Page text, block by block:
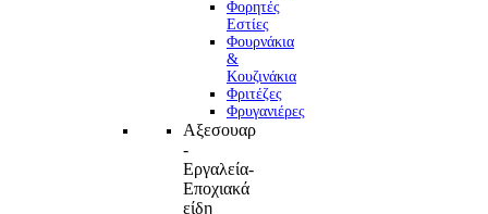
Φορητές
Εστίες
Φουρνάκια
&
Κουζινάκια
Φριτέζες
Φρυγανιέρες
Αξεσουαρ
-
Εργαλεία-
Εποχιακά
είδη